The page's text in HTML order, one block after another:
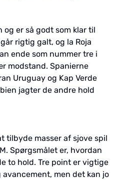
er så godt som klar til
rigtig galt, og la Roja
ende som nummer tre i
modstand. Spanierne
Uruguay og Kap Verde
jagter de andre hold
tilbyde masser af sjove spil
Spørgsmålet er, hvordan
to hold. Tre point er vigtige
men det kan jo